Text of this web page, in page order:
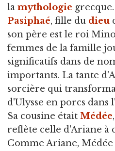
la mythologie
Pasiphaé, fille du dieu
son père est le roi
femmes de la famille
significatifs dans de
importants. La tante
sorcière qui
d'Ulysse en porcs dans l'
Sa cousine était Médée
reflète celle d'Ariane à
Comme Ariane,